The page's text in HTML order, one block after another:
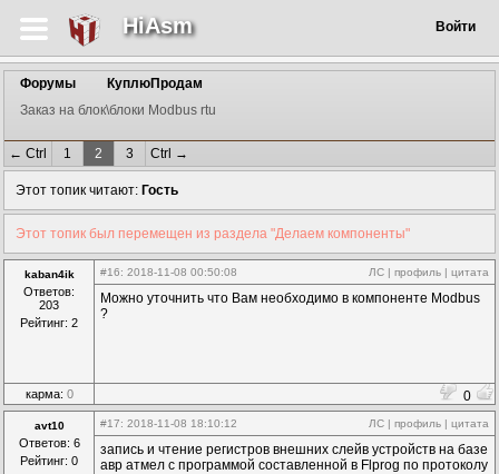
HiAsm Войти
Форумы
КуплюПродам
Заказ на блок\блоки Modbus rtu
← Ctrl 1 2 3 Ctrl →
Этот топик читают: Гость
Этот топик был перемещен из раздела "Делаем компоненты"
kaban4ik
Ответов:
203
Рейтинг: 2
#16: 2018-11-08 00:50:08 ЛС | профиль | цитата
Можно уточнить что Вам необходимо в компоненте Modbus
?
карма: 0 0
avt10
Ответов: 6
Рейтинг: 0
#17: 2018-11-08 18:10:12 ЛС | профиль | цитата
запись и чтение регистров внешних слейв устройств на базе
авр атмел с программой составленной в Flprog по протоколу